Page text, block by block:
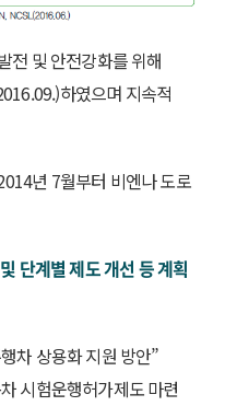
전 및 안전강화를 위해
하였으며 지속적
년 7월부터 비엔나 도로
단계별 제도 개선 등 계획
차 상용화 지원 방안”
시험운행허가제도 마련